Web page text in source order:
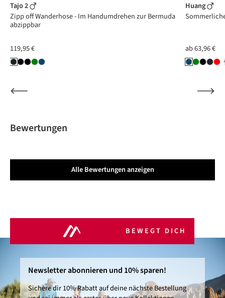
Tajo 2
Zipp off Wanderhose - Im Handumdrehen zur Bermuda
abzippbar
119,95 €
Huang
ab63,96 €
Bewertungen
Alle Bewertungen anzeigen
BEWEGT DICH
Newsletter abonnieren und 10% sparen!
Sichere dir 10% Rabatt auf deine nächste Bestellung